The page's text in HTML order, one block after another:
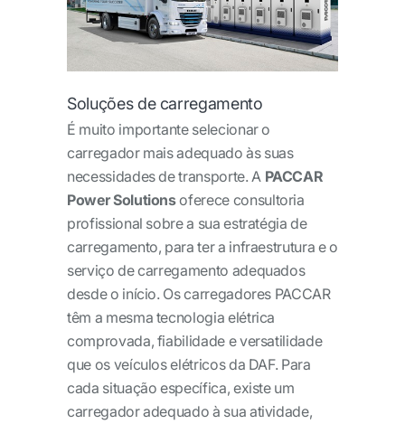
Soluções de carregamento
É muito importante selecionar o
carregador mais adequado às suas
necessidades de transporte. A PACCAR
Power Solutionsoferece consultoria
profissional sobre a sua estratégia de
carregamento, para ter a infraestrutura e o
serviço de carregamento adequados
desde o início. Os carregadores PACCAR
têm a mesma tecnologia elétrica
comprovada, fiabilidade e versatilidade
que os veículos elétricos da DAF. Para
cada situação específica, existe um
carregador adequado à sua atividade,